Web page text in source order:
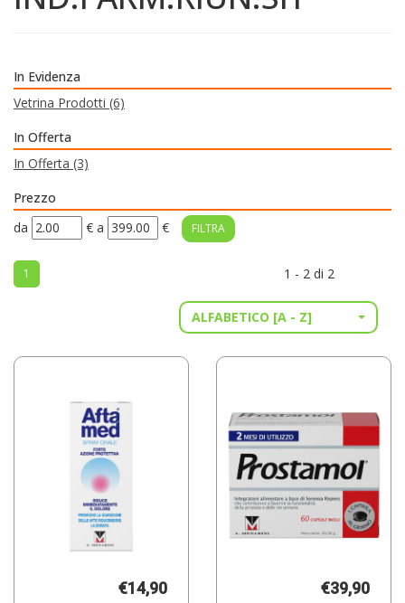
In Evidenza
Vetrina Prodotti (6)
In Offerta
In Offerta (3)
Prezzo
filtra
da € filtra
a €
1 1 - 2 di 2
ALFABETICO [A - Z]
€14,90 €39,90